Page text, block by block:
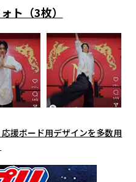
ト（3枚）
援ボード用デザインを多数用